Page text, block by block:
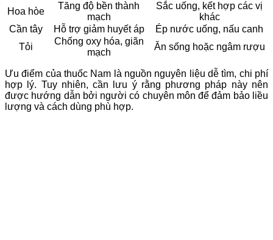
Hoa hòe
Tăng độ bền thành
mạch
Sắc uống, kết hợp các vị
khác
Cần tây
Hỗ trợ giảm huyết áp
Ép nước uống, nấu canh
Tỏi
Chống oxy hóa, giãn
mạch
Ăn sống hoặc ngâm rượu
Ưu điểm của thuốc Nam là nguồn nguyên liệu dễ tìm, chi phí
hợp lý. Tuy nhiên, cần lưu ý rằng phương pháp này nên
được hướng dẫn bởi người có chuyên môn để đảm bảo liều
lượng và cách dùng phù hợp.